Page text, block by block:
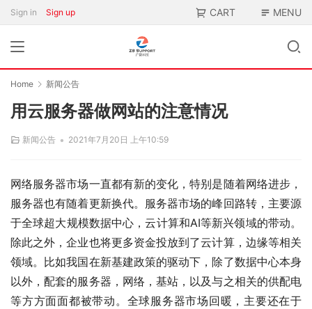
Sign in Sign up CART MENU
Home 新闻公告
用云服务器做网站的注意情况
新闻公告 • 2021年7月20日 上午10:59
网络服务器市场一直都有新的变化，特别是随着网络进步，
服务器也有随着更新换代。服务器市场的峰回路转，主要源
于全球超大规模数据中心，云计算和AI等新兴领域的带动。
除此之外，企业也将更多资金投放到了云计算，边缘等相关
领域。比如我国在新基建政策的驱动下，除了数据中心本身
以外，配套的服务器，网络，基站，以及与之相关的供配电
等方方面面都被带动。全球服务器市场回暖，主要还在于